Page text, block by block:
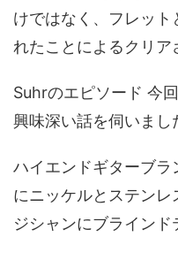
けではなく、フレット
れたことによるクリア
Suhrのエピソード 今
興味深い話を伺いまし
ハイエンドギターブ
にニッケルとステン
ジシャンにブラインド